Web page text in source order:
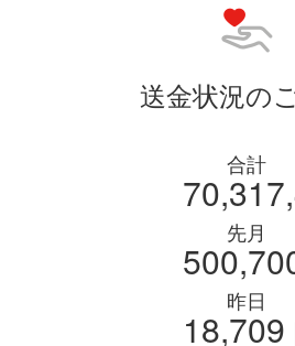
送金状況の
合計
先月
昨日
18,709